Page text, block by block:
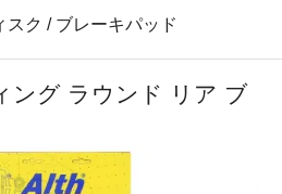
スク / ブレーキパッド
ング ラウンド リア ブ